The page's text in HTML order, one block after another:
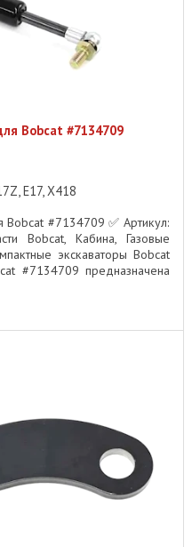
Bobcat #7134709
E17, X418
Bobcat #7134709 ✅ Артикул:
Bobcat, Кабина, Газовые
экскаваторы Bobcat
#7134709 предназначена